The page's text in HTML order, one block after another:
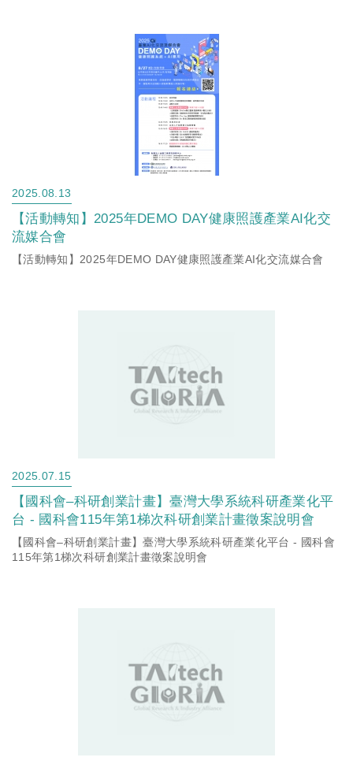
2025.08.13
【活動轉知】2025年DEMO DAY健康照護產業AI化交
流媒合會
【活動轉知】2025年DEMO DAY健康照護產業AI化交流媒合會
2025.07.15
【國科會–科研創業計畫】臺灣大學系統科研產業化平
台 - 國科會115年第1梯次科研創業計畫徵案說明會
【國科會–科研創業計畫】臺灣大學系統科研產業化平台 - 國科會
115年第1梯次科研創業計畫徵案說明會